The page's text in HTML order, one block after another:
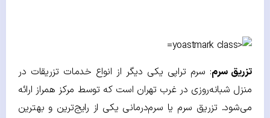
تزریق سرم: سرم تراپی یکی دیگر از انواع خدمات تزریقات در
منزل شبانه‌روزی در غرب تهران است که توسط مرکز همراز ارائه
می‌شود. تزریق سرم یا سرم‌درمانی یکی از رایج‌ترین و بهترین